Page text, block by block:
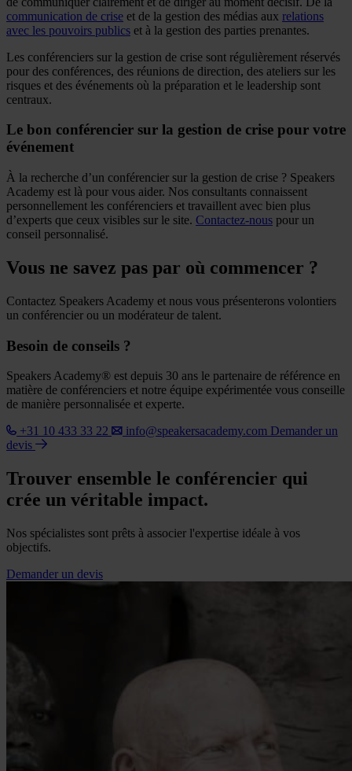
communication de crise et de la gestion des médias aux relations
avec les pouvoirs publics et à la gestion des parties prenantes.
Les conférenciers sur la gestion de crise sont régulièrement réservés
pour des conférences, des réunions de direction, des ateliers sur les
risques et des événements où la préparation et le leadership sont
centraux.
Le bon conférencier sur la gestion de crise pour votre
événement
À la recherche d’un conférencier sur la gestion de crise ? Speakers
Academy est là pour vous aider. Nos consultants connaissent
personnellement les conférenciers et travaillent avec bien plus
d’experts que ceux visibles sur le site. Contactez-nous pour un
conseil personnalisé.
Vous ne savez pas par où commencer ?
Contactez Speakers Academy et nous vous présenterons volontiers
un conférencier ou un modérateur de talent.
Besoin de conseils ?
Speakers Academy® est depuis 30 ans le partenaire de référence en
matière de conférenciers et notre équipe expérimentée vous conseille
de manière personnalisée et experte.
+31 10 433 33 22
info@speakersacademy.com Demander un
devis
Trouver ensemble le conférencier qui
crée un véritable impact.
Nos spécialistes sont prêts à associer l'expertise idéale à vos
objectifs.
Demander un devis